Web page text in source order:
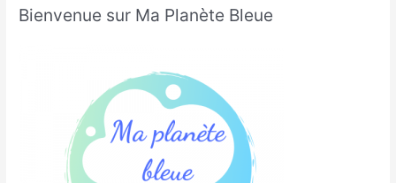
Bienvenue sur Ma Planète Bleue